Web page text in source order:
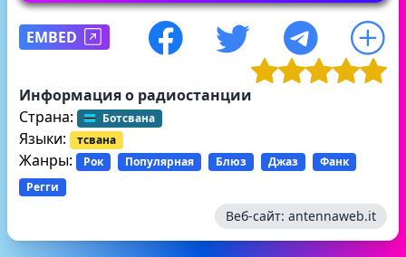
EMBED
Информация о радиостанции
Страна:
Ботсвана
Языки: тсвана
Жанры: Рок Популярная Блюз Джаз
Фанк
Регги
Веб-сайт: antennaweb.it